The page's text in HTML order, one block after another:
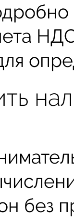
без